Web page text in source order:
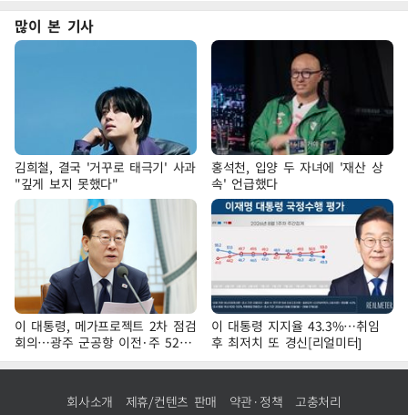
많이 본 기사
김희철, 결국 '거꾸로 태극기' 사과
"깊게 보지 못했다"
홍석천, 입양 두 자녀에 '재산 상
속' 언급했다
이 대통령, 메가프로젝트 2차 점검
회의…광주 군공항 이전·주 52시
간 예외 등 논의
이 대통령 지지율 43.3%…취임
후 최저치 또 경신[리얼미터]
회사소개 제휴/컨텐츠 판매 약관·정책 고충처리